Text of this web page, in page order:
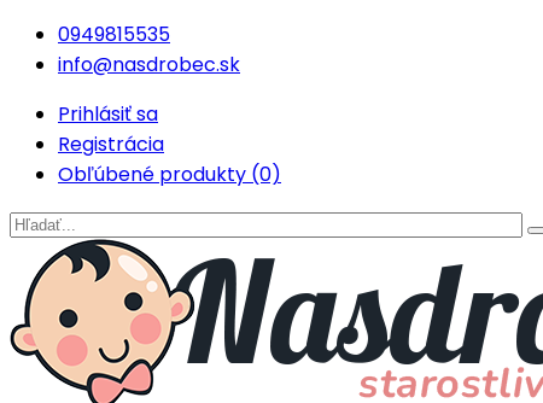
0949815535
info@nasdrobec.sk
Prihlásiť sa
Registrácia
Obľúbené produkty (0)